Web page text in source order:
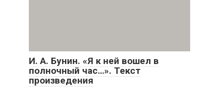
И. А. Бунин. «Я к ней вошел в
полночный час…». Текст
произведения